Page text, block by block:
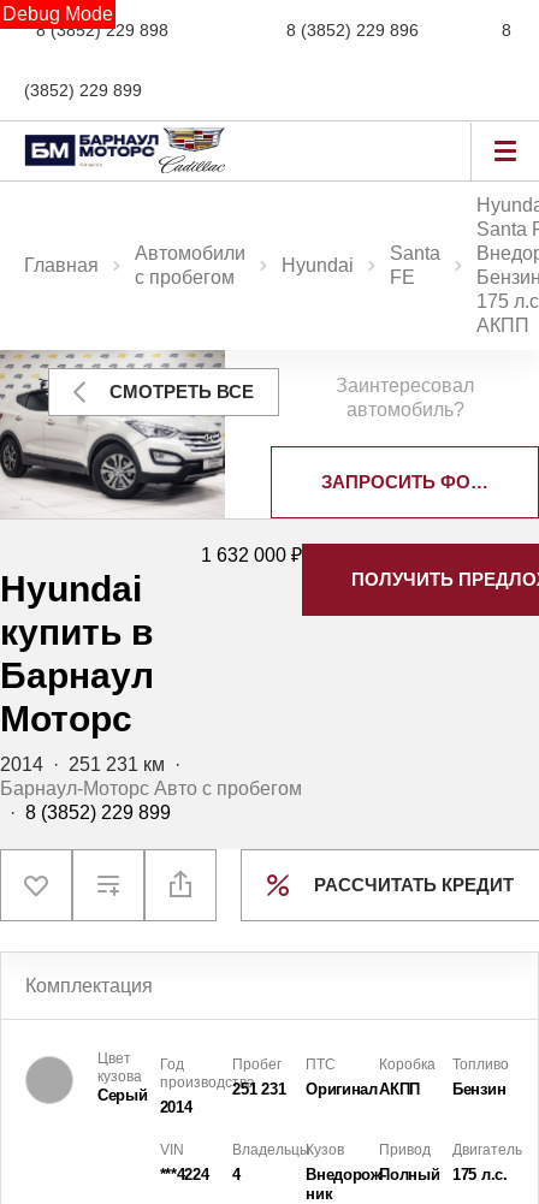
Debug Mode
8 (3852) 229 898 8 (3852) 229 896 8
(3852) 229 899
Главная
Автомобили
с пробегом
Hyundai
Santa
FE
Santa
175
АКПП
СМОТРЕТЬ ВСЕ
Заинтересовал
автомобиль?
ЗАПРОСИТЬ
Hyundai
купить в
Барнаул
Моторс
1 632 000 ₽
2014 · 251 231 км ·
Барнаул-Моторс Авто с пробегом
· 8 (3852) 229 899
ПОЛУЧИТЬ
РАССЧИТАТЬ КРЕДИТ
Комплектация
Цвет
кузова
Серый
Год
производства
2014
Пробег
251 231
ПТС
Оригинал
Коробка
АКПП
Топливо
Бензин
VIN
***4224
Владельцы
4
Кузов
Внедорож­
ник
Привод
Полный
Двигатель
175 л.с.